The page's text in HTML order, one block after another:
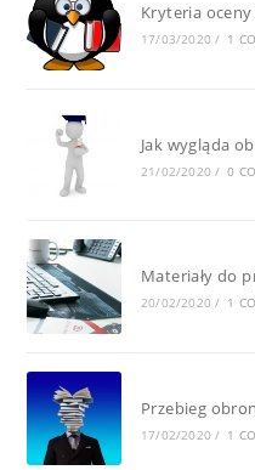
Kryteria
17/03/2020 / 1
Jak wygląda
21/02/2020 / 0
Materiały do
20/02/2020 / 1
Przebieg
17/02/2020 / 1